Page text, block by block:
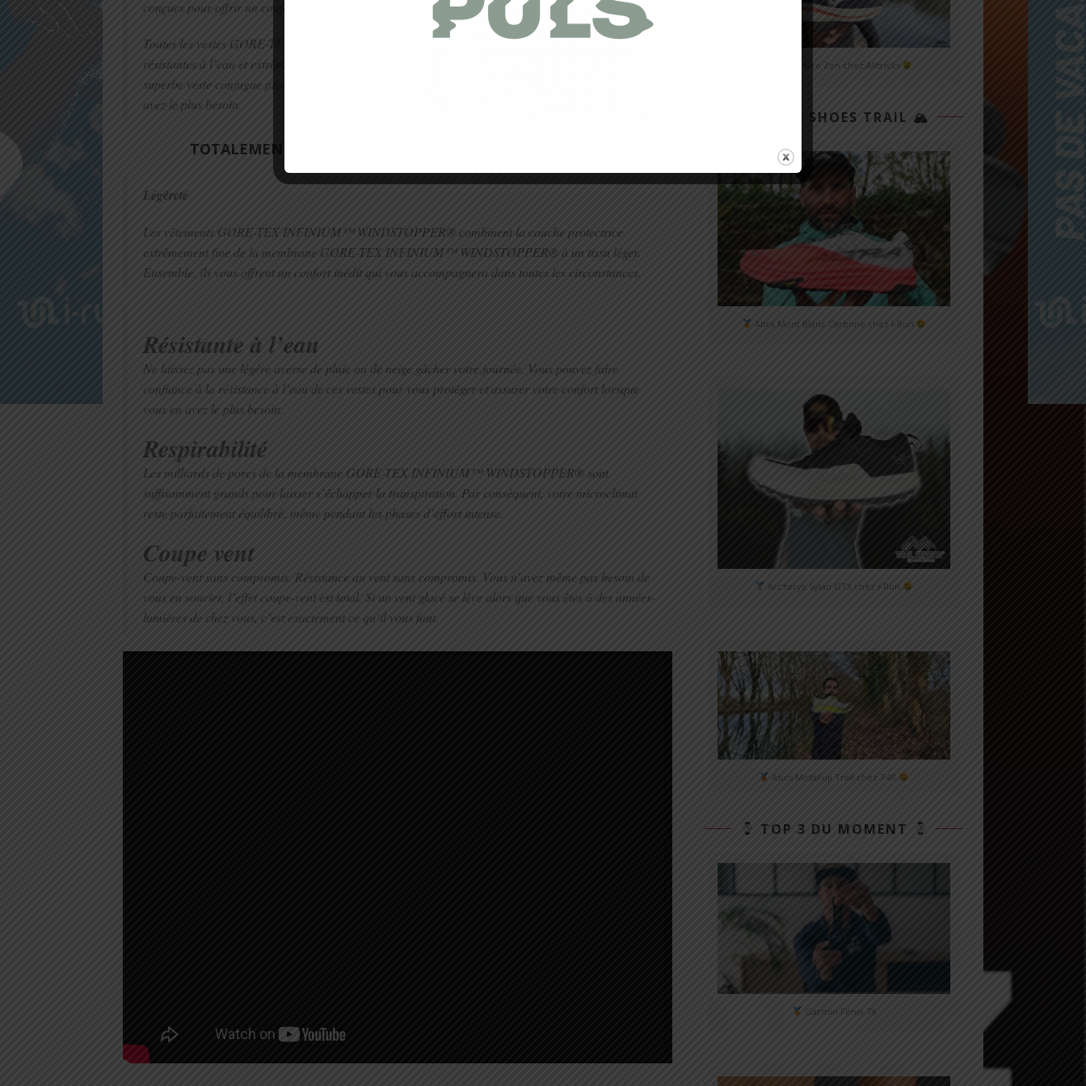
conçues pour offrir un confort supérieur.
Toutes les vestes GORE-TEX INFINIUM™ WINDSTOPPER® sont durablement coupe-vent,
résistantes à l’eau et extrêmement respirantes. Face aux circonstances les plus diverses, votre
superbe veste conjugue protection avec respirabilité pour assurer votre confort alors que vous en
avez le plus besoin.
TOTALEMENT COUPE-VENT. EXTRÊMEMENT RESPIRANT.
Légèreté
Les vêtements GORE-TEX INFINIUM™ WINDSTOPPER® combinent la couche protectrice
extrêmement fine de la membrane GORE-TEX INFINIUM™ WINDSTOPPER® à un tissu léger.
Ensemble, ils vous offrent un confort inédit qui vous accompagnera dans toutes les circonstances.
Résistante à l’eau
Ne laissez pas une légère averse de pluie ou de neige gâcher votre journée. Vous pouvez faire
confiance à la résistance à l’eau de ces vestes pour vous protéger et assurer votre confort lorsque
vous en avez le plus besoin.
Respirabilité
Les milliards de pores de la membrane GORE-TEX INFINIUM™ WINDSTOPPER® sont
suffisamment grands pour laisser s’échapper la transpiration. Par conséquent, votre microclimat
reste parfaitement équilibré, même pendant les phases d’effort intense.
Coupe vent
Coupe-vent sans compromis. Résistance au vent sans compromis. Vous n’avez même pas besoin de
vous en soucier, l’effet coupe-vent est total. Si un vent glacé se lève alors que vous êtes à des années-
lumières de chez vous, c’est exactement ce qu’il vous faut.
Mizuno Neo Zen chez Alltricks
TOP 3 SHOES TRAIL 🏔
Altra Mont Blanc Carbone chez i-Run
Arc'teryx Sylan GTX chez i-Run
Asics MetaFuji Trail chez T4R
TOP 3 DU MOMENT
Garmin Fénix 7X